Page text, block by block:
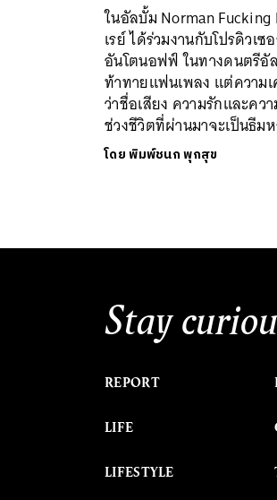
ในอัลบั้ม Norman Fucking
เรย์ ได้ร่วมงานกับโปรดิวเ
อันโตนอฟฟ์ ในทางดนตรี
ท้าทายแฟนเพลง แต่ความ
ว่าชื่อเสียง ความรักและคว
ช่วงชีวิตที่ผ่านมาจะเป็นธีม
โดยพิมพ์ชนก พุกสุข
Stay
REPORT
LIFE
LIFESTYLE